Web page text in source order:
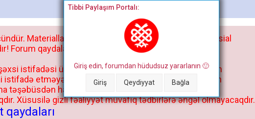
Bitdi
Tibbi Paylaşım Portalı:
Giriş edin, forumdan hüdudsuz yararlanın 🙂
Giriş Qeydiyyat Bağla
Materialları istisnasız heç bir qrupda, saytda və sosial
Forum qaydaları ilə mütləq tanış olun:
istifadəsi üçün deyil, kənar niyyətlər, xüsusi proqram
istifadə etməyə cəhd göstərənlərin və istifadə edənlərin
təşəbüsdən haqqınızda bütün müvafiq tədbirlər böyük
Xüsusilə gizli fəaliyyət müvafiq tədbirlərə əngəl olmayacaqdır.
qaydaları